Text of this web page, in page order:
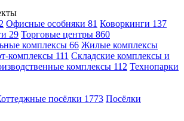
Офисные особняки 81 Коворкинги 137
29 Торговые центры 860
комплексы 66 Жилые комплексы
комплексы 111 Складские комплексы и
комплексы 112 Технопарки
посёлки 1773 Посёлки